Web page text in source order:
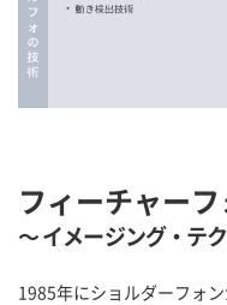
フィーチャー
～ イメージング・テ
1985年にショルダーフォ